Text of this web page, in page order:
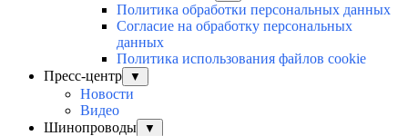
Политика обработки персональных данных
Согласие на обработку персональных
данных
Политика использования файлов cookie
Пресс-центр
▼
Новости
Видео
Шинопроводы
▼